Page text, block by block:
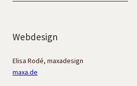
Webdesign
Elisa Rodé, maxadesign
maxa.de